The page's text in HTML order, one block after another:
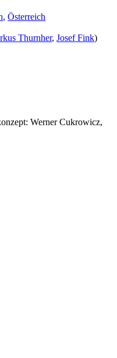
, Österreich
Thurnher, Josef Fink)
Werner Cukrowicz,